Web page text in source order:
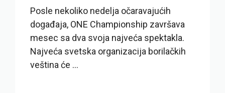
Posle nekoliko nedelja očaravajućih
događaja, ONE Championship završava
mesec sa dva svoja najveća spektakla.
Najveća svetska organizacija borilačkih
veština će ...